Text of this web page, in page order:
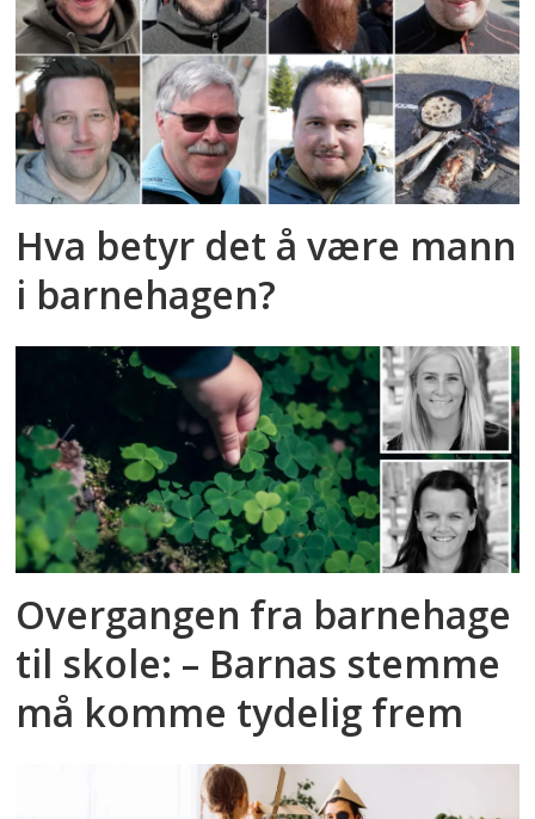
Hva betyr det å være mann
i barnehagen?
Overgangen fra barnehage
til skole: – Barnas stemme
må komme tydelig frem